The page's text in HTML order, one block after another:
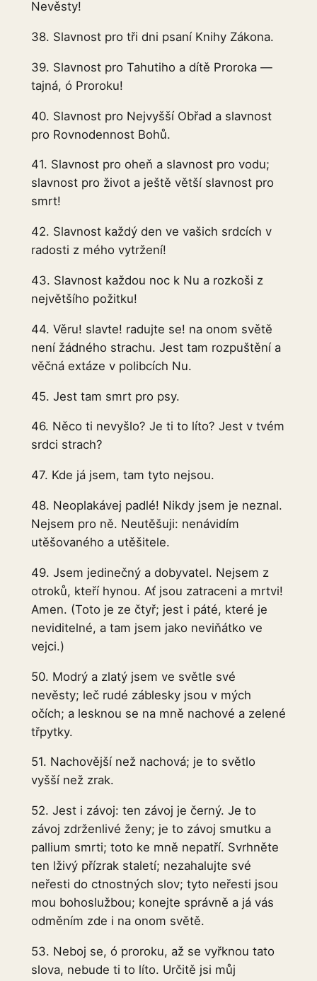
Nevěsty!
38. Slavnost pro tři dni psaní Knihy Zákona.
39. Slavnost pro Tahutiho a dítě Proroka —
tajná, ó Proroku!
40. Slavnost pro Nejvyšší Obřad a slavnost
pro Rovnodennost Bohů.
41. Slavnost pro oheň a slavnost pro vodu;
slavnost pro život a ještě větší slavnost pro
smrt!
42. Slavnost každý den ve vašich srdcích v
radosti z mého vytržení!
43. Slavnost každou noc k Nu a rozkoši z
největšího požitku!
44. Věru! slavte! radujte se! na onom světě
není žádného strachu. Jest tam rozpuštění a
věčná extáze v polibcích Nu.
45. Jest tam smrt pro psy.
46. Něco ti nevyšlo? Je ti to líto? Jest v tvém
srdci strach?
47. Kde já jsem, tam tyto nejsou.
48. Neoplakávej padlé! Nikdy jsem je neznal.
Nejsem pro ně. Neutěšuji: nenávidím
utěšovaného a utěšitele.
49. Jsem jedinečný a dobyvatel. Nejsem z
otroků, kteří hynou. Ať jsou zatraceni a mrtvi!
Amen. (Toto je ze čtyř; jest i páté, které je
neviditelné, a tam jsem jako neviňátko ve
vejci.)
50. Modrý a zlatý jsem ve světle své
nevěsty; leč rudé záblesky jsou v mých
očích; a lesknou se na mně nachové a zelené
třpytky.
51. Nachovější než nachová; je to světlo
vyšší než zrak.
52. Jest i závoj: ten závoj je černý. Je to
závoj zdrženlivé ženy; je to závoj smutku a
pallium smrti; toto ke mně nepatří. Svrhněte
ten lživý přízrak staletí; nezahalujte své
neřesti do ctnostných slov; tyto neřesti jsou
mou bohoslužbou; konejte správně a já vás
odměním zde i na onom světě.
53. Neboj se, ó proroku, až se vyřknou tato
slova, nebude ti to líto. Určitě jsi můj